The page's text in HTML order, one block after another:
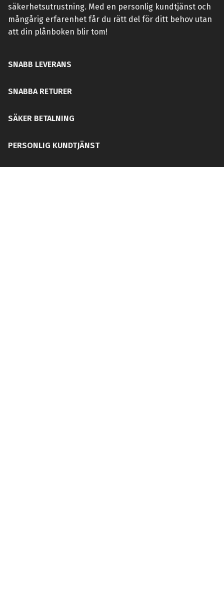
säkerhetsutrustning. Med en personlig kundtjänst och
mångårig erfarenhet får du rätt del för ditt behov utan
att din plånboken blir tom!
SNABB LEVERANS
SNABBA RETURER
SÄKER BETALNING
PERSONLIG KUNDTJÄNST